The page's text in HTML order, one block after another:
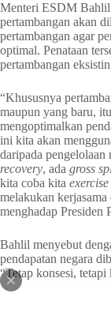
Menteri ESDM Bahlil
pertambangan akan
pertambangan agar
optimal. Penataan
pertambangan
“Khususnya
maupun yang baru,
mengoptimalkan
ini kita akan
daripada
recovery, ada gross
kita coba kita exercise
melakukan
menghadap Presiden
Bahlil menyebut
pendapatan negara
“Tetap konsesi,
pendapatan agar
harusnya akan